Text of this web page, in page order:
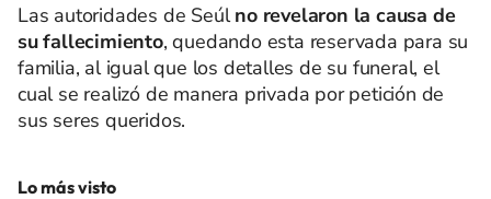
Las autoridades de Seúlno revelaron la causa de
su fallecimiento, quedando esta reservada para su
familia, al igual que los detalles de su funeral, el
cual se realizó de manera privada por petición de
sus seres queridos.
Lo más visto